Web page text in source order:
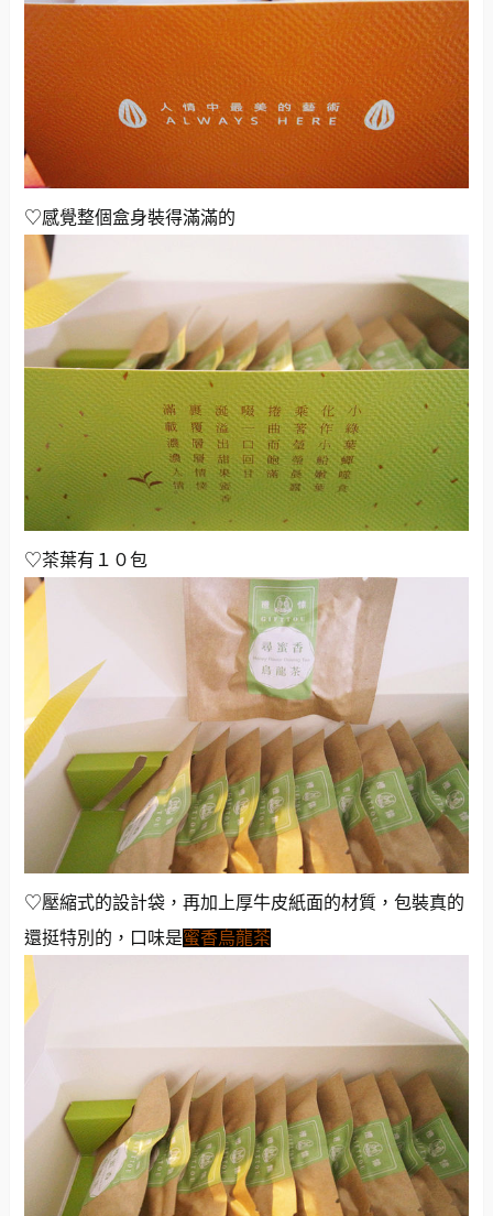
♡感覺整個盒身裝得滿滿的
♡茶葉有１０包
♡壓縮式的設計袋，再加上厚牛皮紙面的材質，包裝真的
還挺特別的，口味是蜜香烏龍茶